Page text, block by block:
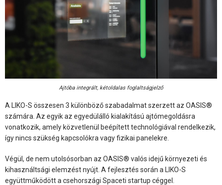
Ajtóba integrált, kétoldalas foglaltságjelző
A LIKO-S összesen 3 különböző szabadalmat szerzett az OASIS®
számára. Az egyik az egyedülálló kialakítású ajtómegoldásra
vonatkozik, amely közvetlenül beépített technológiával rendelkezik,
így nincs szükség kapcsolókra vagy fizikai panelekre.
Végül, de nem utolsósorban az OASIS® valós idejű környezeti és
kihasználtsági elemzést nyújt. A fejlesztés során a LIKO-S
együttműködött a csehországi Spaceti startup céggel.